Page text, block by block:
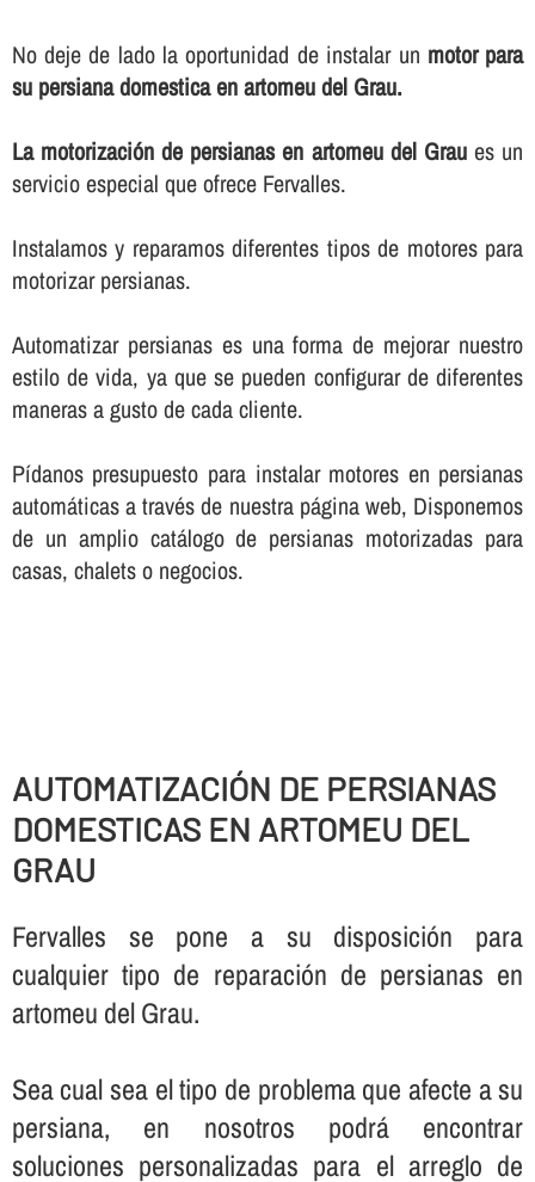
No deje de lado la oportunidad de instalar un motor para
su persiana domestica en artomeu del Grau.
La motorización de persianas en artomeu del Graues un
servicio especial que ofrece Fervalles.
Instalamos y reparamos diferentes tipos de motores para
motorizar persianas.
Automatizar persianas es una forma de mejorar nuestro
estilo de vida, ya que se pueden configurar de diferentes
maneras a gusto de cada cliente.
Pí­danos presupuesto para instalar motores en persianas
automáticas a través de nuestra página web, Disponemos
de un amplio catálogo de persianas motorizadas para
casas, chalets o negocios.
AUTOMATIZACIÓN DE PERSIANAS
DOMESTICAS EN ARTOMEU DEL
GRAU
Fervalles se pone a su disposición para
cualquier tipo de reparación de persianas en
artomeu del Grau.
Sea cual sea el tipo de problema que afecte a su
persiana, en nosotros podrá encontrar
soluciones personalizadas para el arreglo de